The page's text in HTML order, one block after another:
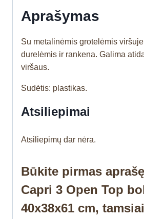
Aprašymas
Su metalinėmis grotelėmis
durelėmis ir rankena. Galima
viršaus.
Sudėtis: plastikas.
Atsiliepimai
Atsiliepimų dar nėra.
Būkite pirmas
Capri 3 Open Top
40x38x61 cm,